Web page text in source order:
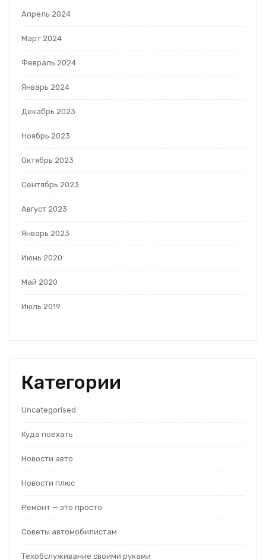
Апрель 2024
Март 2024
Февраль 2024
Январь 2024
Декабрь 2023
Ноябрь 2023
Октябрь 2023
Сентябрь 2023
Август 2023
Январь 2023
Июнь 2020
Май 2020
Июль 2019
Категории
Uncategorised
Куда поехать
Новости авто
Новости плюс
Ремонт — это просто
Советы автомобилистам
Техобслуживание своими руками